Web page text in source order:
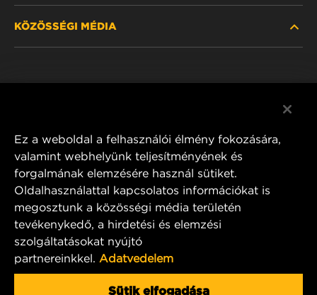
HOL KAPHATÓ
KÖZÖSSÉGI MÉDIA
MANN+HUMMEL FT Poland
ul. Wrocławska 145,
63-800 GOSTYŃ, POLAND
Tel. +48 65 572 89 00
E-mail:info@mann-hummel.com
Ez a weboldal a felhasználói élmény fokozására,
valamint webhelyünk teljesítményének és
forgalmának elemzésére használ sütiket.
Oldalhasználattal kapcsolatos információkat is
megosztunk a közösségi média területén
tevékenykedő, a hirdetési és elemzési
szolgáltatásokat nyújtó
partnereinkkel. Adatvedelem
Sütik elfogadása